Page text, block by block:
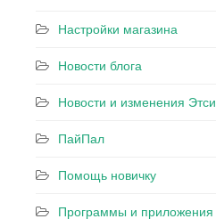
Настройки магазина
Новости блога
Новости и изменения Этси
ПайПал
Помощь новичку
Программы и приложения